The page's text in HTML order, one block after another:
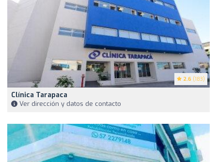
2.6 (183)
Clínica Tarapaca
Ver dirección y datos de contacto